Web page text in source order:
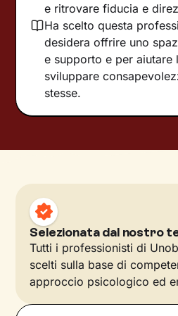
e ritrovare fiducia e
Ha scelto questa
desidera offrire uno
e supporto e per aiutare
sviluppare
stesse.
Selezionata dal nostro
Tutti i professionisti di
scelti sulla base di
approccio psicologico ed